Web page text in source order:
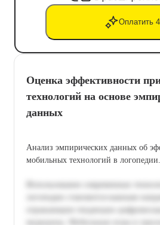
Оплатить
Оценка эффективности
технологий на основе
данных
Анализ эмпирических данных об
мобильных технологий в логопедии.